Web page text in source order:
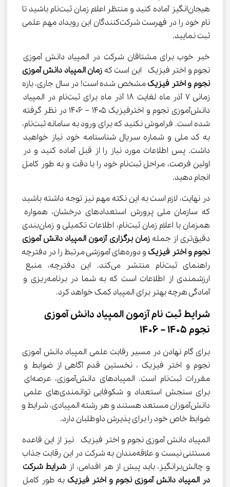
هیجان‌انگیز آماده کنید و منتظر اعلام زمان ثبت‌نام باشید تا
نام خود را در فهرست شرکت‌کنندگان این رویداد مهم علمی
ثبت نمایید.
خبر خوب برای مشتاقان شرکت در المپیاد دانش آموزی
نجوم و اختر فیزیک  این است که زمان المپیاد دانش آموزی
نجوم و اختر فیزیک مشخص شده است! در سال جاری، بازه
زمانی ۷ آذر ماه لغایت ۱۸ آذر ماه برای ثبت‌نام در المپیاد
دانش‌آموزی نجوم و اخترفیزیک 1405 – 1406 در نظر گرفته
شده است. فراموش نکنید که برای ورود به سامانه ثبت‌نام،
به کد ملی و شماره سریال شناسنامه خود نیاز خواهید
داشت. پس اطلاعات مورد نیاز را از قبل آماده کنید و در
اولین فرصت، مراحل ثبت‌نام خود را با دقت و به طور کامل
انجام دهید.
در نهایت، لازم است به این نکته مهم نیز توجه داشته باشید
که سازمان ملی پرورش استعدادهای درخشان، همواره
همزمان با اعلام زمان ثبت‌نام، اطلاعات تکمیلی و زمان‌بندی
دقیق‌تری از جمله
زمان برگزاری آزمون المپیاد دانش آموزی
نجوم و اختر فیزیک
و دوره‌های آموزشی مرتبط را در دفترچه
راهنمای ثبت‌نام منتشر می‌کند. این دفترچه، منبع
ارزشمندی از اطلاعات است که به شما در برنامه‌ریزی و
آمادگی هرچه بهتر برای المپیاد کمک خواهد کرد.
شرایط ثبت نام آزمون المپیاد دانش آموزی
نجوم 1405 – 1406
برای گام نهادن در مسیر رقابت علمی المپیاد دانش آموزی
نجوم و اختر فیزیک ، نخستین قدم آگاهی از ضوابط و
مقررات ثبت‌نام است. المپیادهای دانش‌آموزی، عرصه‌ای
برای سنجش استعداد و شکوفایی توانمندی‌های علمی
دانش‌آموزان مستعد هستند و هر رشته المپیادی، شرایط و
ضوابط خاص خود را برای پذیرش داوطلبان دارد.
المپیاد دانش آموزی نجوم و اختر فیزیک  نیز از این قاعده
مستثنی نیست و علاقه‌مندان به شرکت در این رقابت جذاب
و چالش‌برانگیز، باید پیش از هر اقدامی، از
شرایط شرکت
در المپیاد دانش آموزی نجوم و اختر فیزیک به طور کامل